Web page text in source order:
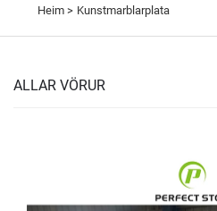
Heim > Kunstmarblarplata
ALLAR VÖRUR